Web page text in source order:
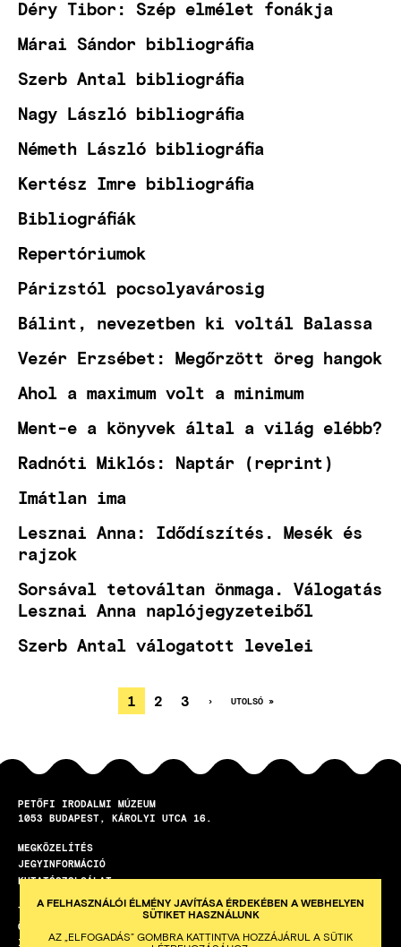
Déry Tibor: Szép elmélet fonákja
Márai Sándor bibliográfia
Szerb Antal bibliográfia
Nagy László bibliográfia
Németh László bibliográfia
Kertész Imre bibliográfia
Bibliográfiák
Repertóriumok
Párizstól pocsolyavárosig
Bálint, nevezetben ki voltál Balassa
Vezér Erzsébet: Megőrzött öreg hangok
Ahol a maximum volt a minimum
Ment-e a könyvek által a világ elébb?
Radnóti Miklós: Naptár (reprint)
Imátlan ima
Lesznai Anna: Idődíszítés. Mesék és
rajzok
Sorsával tetováltan önmaga. Válogatás
Lesznai Anna naplójegyzeteiből
Szerb Antal válogatott levelei
OLDALSZÁMOZÁS
JELENLEGI
OLDAL
1 OLDAL
2 OLDAL
3
KÖVETKEZŐ
›
UTOLSÓ
UTOLSÓ »
PETŐFI IRODALMI MÚZEUM
1053
BUDAPEST KÁROLYI UTCA 16.
LÁBLÉC
MEGKÖZELÍTÉS
JEGYINFORMÁCIÓ
KUTATÓSZOLGÁLAT
TEREMBÉRLET
ÖNKÉNTES PROGRAM
ISKOLAI KÖZÖSSÉGI SZOLGÁLAT
A FELHASZNÁLÓI ÉLMÉNY JAVÍTÁSA ÉRDEKÉBEN A WEBHELYEN
SÜTIKET HASZNÁLUNK
AZ „ELFOGADÁS” GOMBRA KATTINTVA HOZZÁJÁRUL A SÜTIK